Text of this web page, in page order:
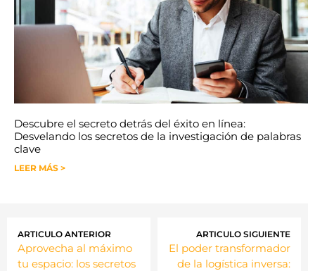
Descubre el secreto detrás del éxito en línea:
Desvelando los secretos de la investigación de palabras
clave
LEER MÁS >
ARTICULO ANTERIOR
Aprovecha al máximo
tu espacio: los secretos
ARTICULO SIGUIENTE
El poder transformador
de la logística inversa: